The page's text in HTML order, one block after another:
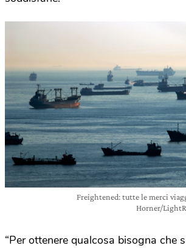
Freightened: tutte le merci
Horner/
“Per ottenere qualcosa bisogna che